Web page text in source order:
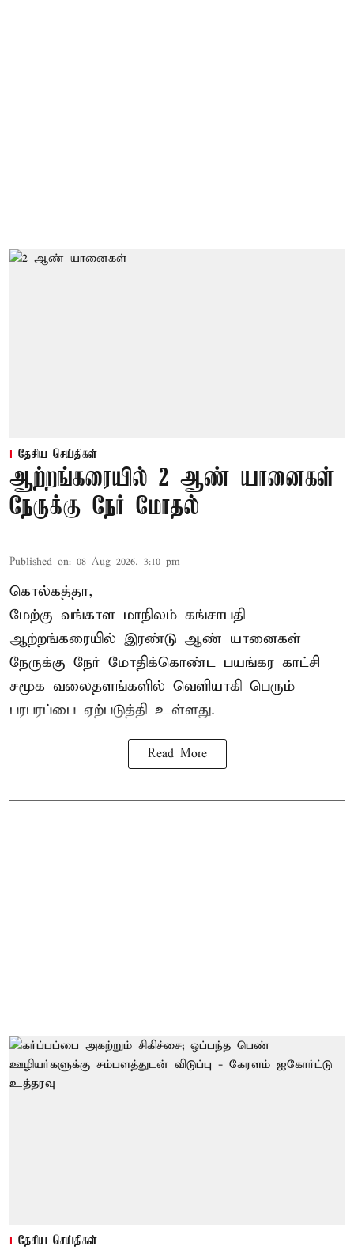
தேசிய செய்திகள்
ஆற்றங்கரையில் 2 ஆண் யானைகள்
நேருக்கு நேர் மோதல்
Published on: 08 Aug 2026, 3:10 pm
கொல்கத்தா,
மேற்கு வங்காள மாநிலம் கங்சாபதி
ஆற்றங்கரையில் இரண்டு ஆண் யானைகள்
நேருக்கு நேர் மோதிக்கொண்ட பயங்கர காட்சி
சமூக வலைதளங்களில் வெளியாகி பெரும்
பரபரப்பை ஏற்படுத்தி உள்ளது.
Read More
தேசிய செய்திகள்